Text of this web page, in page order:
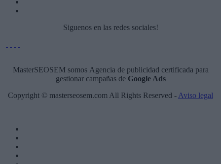
Siguenos en las redes sociales!
MasterSEOSEM somos Agencia de publicidad certificada para
gestionar campañas de Google Ads
Copyright © masterseosem.com All Rights Reserved - Aviso legal